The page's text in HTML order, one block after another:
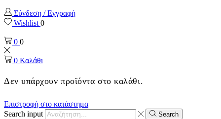
Σύνδεση / Εγγραφή
Wishlist 0
0 0
0 Καλάθι
Δεν υπάρχουν προϊόντα στο καλάθι.
Επιστροφή στο κατάστημα
Search input
Search